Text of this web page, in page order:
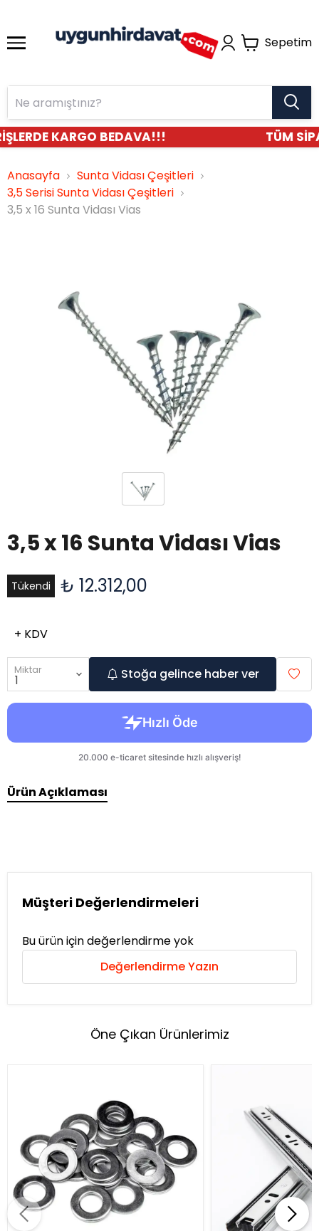
Sepetim
KARGO BEDAVA!!! TÜM
Anasayfa
Sunta Vidası Çeşitleri
3,5 Serisi Sunta Vidası Çeşitleri
3,5 x 16 Sunta Vidası Vias
3,5 x 16 Sunta Vidası Vias
Tükendi ₺ 12.312,00
+ KDV
Miktar Stoğa gelince haber ver
Ürün Açıklaması
Müşteri Değerlendirmeleri
Bu ürün için değerlendirme yok
Değerlendirme Yazın
Öne Çıkan Ürünlerimiz